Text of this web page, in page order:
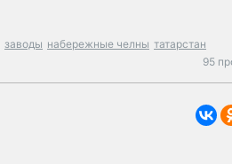
заводы набережные челны татарстан
95